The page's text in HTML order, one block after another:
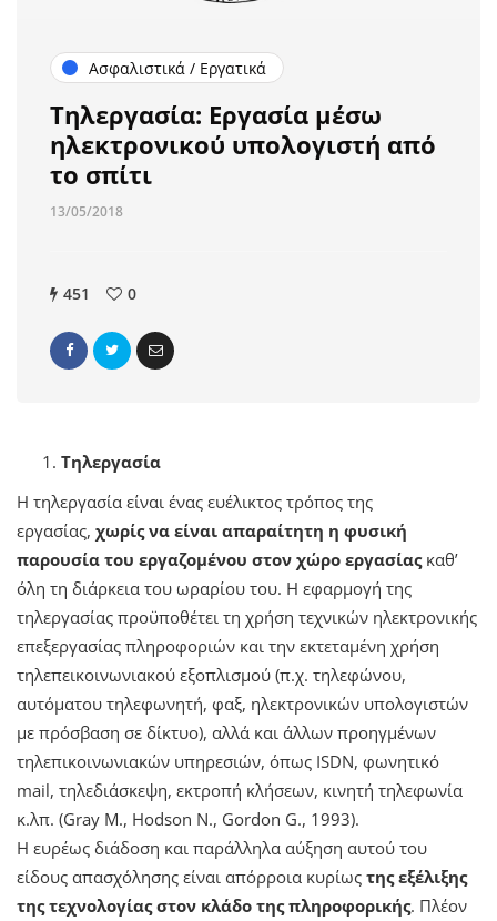
Ασφαλιστικά / Εργατικά
Τηλεργασία: Εργασία μέσω
ηλεκτρονικού υπολογιστή από
το σπίτι
13/05/2018
451 0
Τηλεργασία
Η τηλεργασία είναι ένας ευέλικτος τρόπος της
εργασίας, χωρίς να είναι απαραίτητη η φυσική
παρουσία του εργαζομένου στον χώρο εργασίαςκαθ’
όλη τη διάρκεια του ωραρίου του. Η εφαρμογή της
τηλεργασίας προϋποθέτει τη χρήση τεχνικών ηλεκτρονικής
επεξεργασίας πληροφοριών και την εκτεταμένη χρήση
τηλεπεικοινωνιακού εξοπλισμού (π.χ. τηλεφώνου,
αυτόματου τηλεφωνητή, φαξ, ηλεκτρονικών υπολογιστών
με πρόσβαση σε δίκτυο), αλλά και άλλων προηγμένων
τηλεπικοινωνιακών υπηρεσιών, όπως ISDN, φωνητικό
mail, τηλεδιάσκεψη, εκτροπή κλήσεων, κινητή τηλεφωνία
κ.λπ. (Gray M., Hodson N., Gordon G., 1993).
Η ευρέως διάδοση και παράλληλα αύξηση αυτού του
είδους απασχόλησης είναι απόρροια κυρίως της εξέλιξης
της τεχνολογίας στον κλάδο της πληροφορικής. Πλέον